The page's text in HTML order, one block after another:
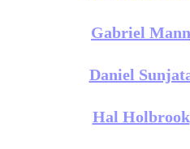
Gabriel Mann
Daniel
Hal Holbrook